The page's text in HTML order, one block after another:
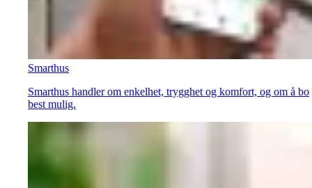
Smarthus
Smarthus handler om enkelhet, trygghet og komfort, og om å bo
best mulig.